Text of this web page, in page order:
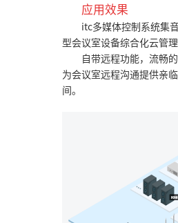
应用效果
itc多媒体控制系统集
型会议室设备综合化云管理
自带远程功能，流畅
为会议室远程沟通提供亲
间。